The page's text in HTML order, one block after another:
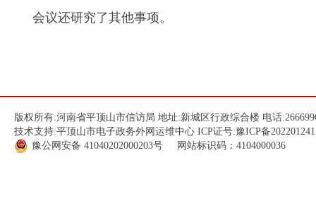
会议还研究了其他事项。
版权所有:河南省平顶山市信访局 地址:新城区行政综合楼 电话
技术支持:平顶山市电子政务外网运维中心 ICP证号:豫ICP备
豫公网安备 41040202000203号 网站标识码：4104000036